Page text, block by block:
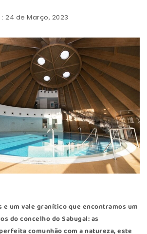
: 24 de Março, 2023
um vale granítico que encontramos um
do concelho do Sabugal: as